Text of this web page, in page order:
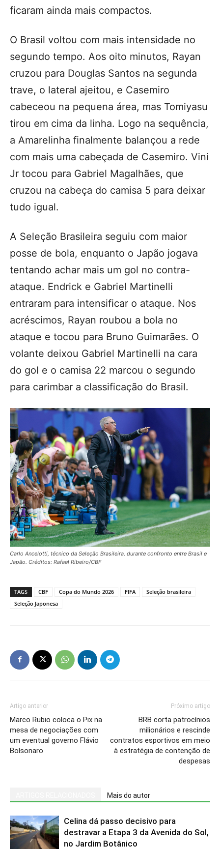
ficaram ainda mais compactos.
O Brasil voltou com mais intensidade no
segundo tempo. Aos oito minutos, Rayan
cruzou para Douglas Santos na segunda
trave, o lateral ajeitou, e Casemiro
cabeceou na pequena área, mas Tomiyasu
tirou em cima da linha. Logo na sequência,
a Amarelinha finalmente balançou a rede
com mais uma cabeçada de Casemiro. Vini
Jr tocou para Gabriel Magalhães, que
cruzou na cabeça do camisa 5 para deixar
tudo igual.
A Seleção Brasileira seguiu com maior
posse de bola, enquanto o Japão jogava
tentando achar mais um gol no contra-
ataque. Endrick e Gabriel Martinelli
entraram para intensificar o ataque. Nos
acréscimos, Rayan roubou a bola no
ataque e tocou para Bruno Guimarães. O
volante deixou Gabriel Martinelli na cara
do gol e o camisa 22 marcou o segundo
para carimbar a classificação do Brasil.
Carlo Ancelotti, técnico da Seleção Brasileira, durante confronto entre Brasil e
Japão. Créditos: Rafael Ribeiro/CBF
TAGS CBF Copa do Mundo 2026 FIFA
Seleção brasileira
Seleção Japonesa
Artigo anterior
Marco Rubio coloca o Pix na
mesa de negociações com
um eventual governo Flávio
Bolsonaro
Próximo artigo
BRB corta patrocínios
milionários e rescinde
contratos esportivos em meio
à estratégia de contenção de
despesas
Mais do autor
Celina dá passo decisivo para
destravar a Etapa 3 da Avenida do Sol,
no Jardim Botânico